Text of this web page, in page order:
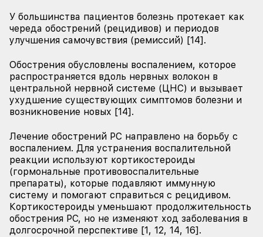
У большинства пациентов болезнь протекает как
череда обострений (рецидивов) и периодов
улучшения самочувствия (ремиссий) [14].
Обострения обусловлены воспалением, которое
распространяется вдоль нервных волокон в
центральной нервной системе (ЦНС) и вызывает
ухудшение существующих симптомов болезни и
возникновение новых [14].
Лечение обострений РС направлено на борьбу с
воспалением. Для устранения воспалительной
реакции используют кортикостероиды
(гормональные противовоспалительные
препараты), которые подавляют иммунную
систему и помогают справиться с рецидивом.
Кортикостероиды уменьшают продолжительность
обострения РС, но не изменяют ход заболевания в
долгосрочной перспективе [1, 12, 14, 16].